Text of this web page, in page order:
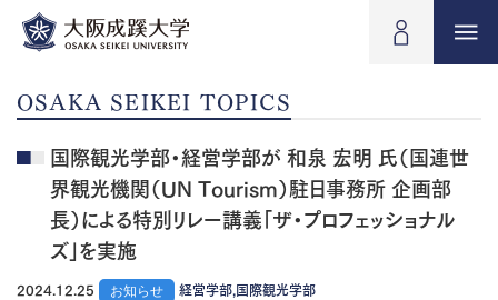
OSAKA SEIKEI TOPICS
国際観光学部・経営学部が 和泉 宏明 氏（国連世
界観光機関（UN Tourism）駐日事務所 企画部
長）による特別リレー講義「ザ・プロフェッショナル
ズ」を実施
2024.12.25 お知らせ 経営学部,国際観光学部